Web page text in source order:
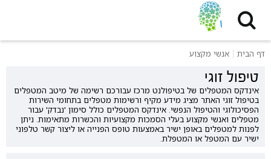
דף הבית אנשי מקצוע
טיפול זוגי
אינדקס המטפלים של בטיפולנט מרכז עבורכם רשימה של מיטב המטפלים
בטיפול זוגי האתר מציג מידע מקיף ורשימות מטפלים בתחומי השירות
הפסיכולוגי והטיפול הנפשי. אינדקס המטפלים כולל סימון 'נבדק' עבור
מטפלים ואנשי מקצוע בעלי הסמכות מקצועיות והכשרות מתאימות. ניתן
לפנות למטפלים באופן ישיר באמצעות טופס הפנייה או ליצור קשר טלפוני
ישיר עם המטפל או המטפלת.